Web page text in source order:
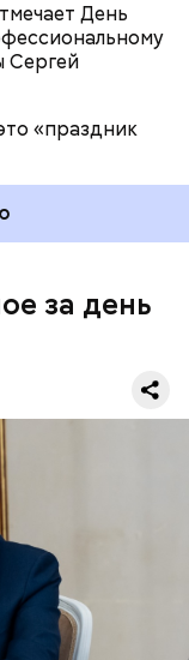
День
Сергей
«праздник
за день
строительства
2026 года
миллиона
что на 35
ввод 16,1
—